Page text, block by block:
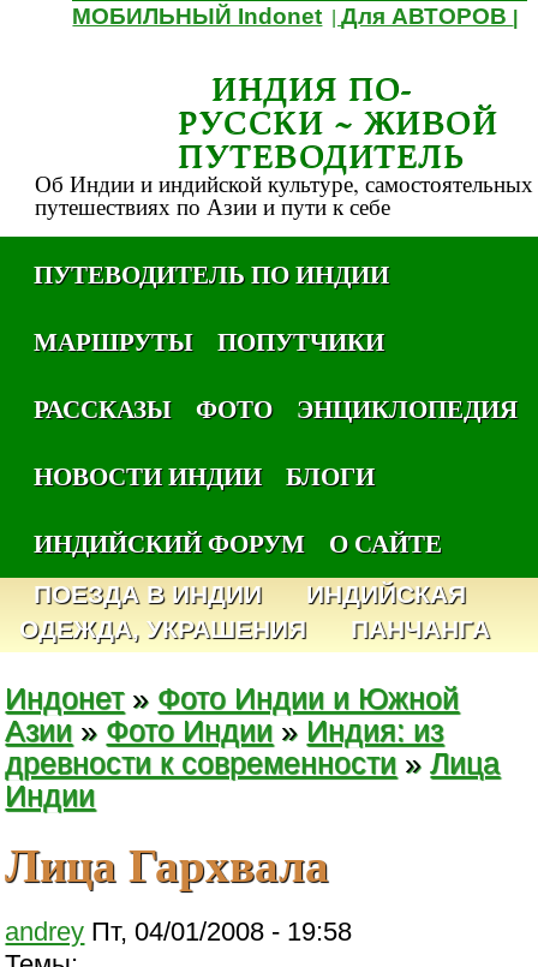
МОБИЛЬНЫЙ Indonet |Для АВТОРОВ
ИНДИЯ ПО-
РУССКИ ~ ЖИВОЙ
ПУТЕВОДИТЕЛЬ
Об Индии и индийской культуре, самостоятельных
путешествиях по Азии и пути к себе
ПУТЕВОДИТЕЛЬ ПО ИНДИИ
МАРШРУТЫ
ПОПУТЧИКИ
РАССКАЗЫ
ФОТО
ЭНЦИКЛОПЕДИЯ
НОВОСТИ ИНДИИ
БЛОГИ
ИНДИЙСКИЙ ФОРУМ
О САЙТЕ
ПОЕЗДА В ИНДИИ
ИНДИЙСКАЯ
ОДЕЖДА, УКРАШЕНИЯ
ПАНЧАНГА
Индонет» Фото Индии и Южной
Азии » Фото Индии » Индия: из
древности к современности »Лица
Индии
Лица Гархвала
andrey Пт, 04/01/2008 - 19:58